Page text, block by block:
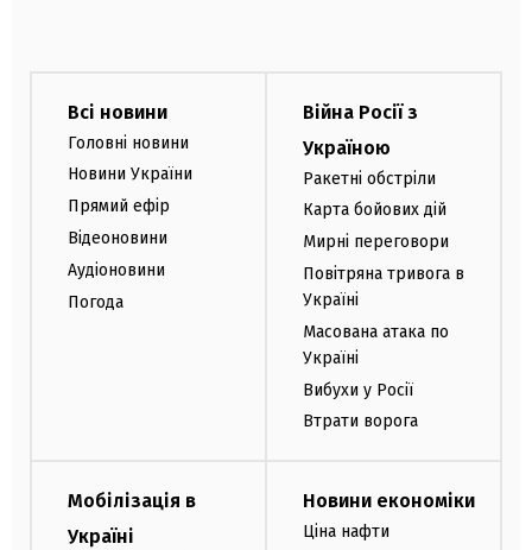
Всі новини
Головні новини
Новини України
Прямий ефір
Відеоновини
Аудіоновини
Погода
Війна Росії з
Україною
Ракетні обстріли
Карта бойових дій
Мирні переговори
Повітряна тривога в
Україні
Масована атака по
Україні
Вибухи у Росії
Втрати ворога
Мобілізація в
Україні
Новини економіки
Ціна нафти